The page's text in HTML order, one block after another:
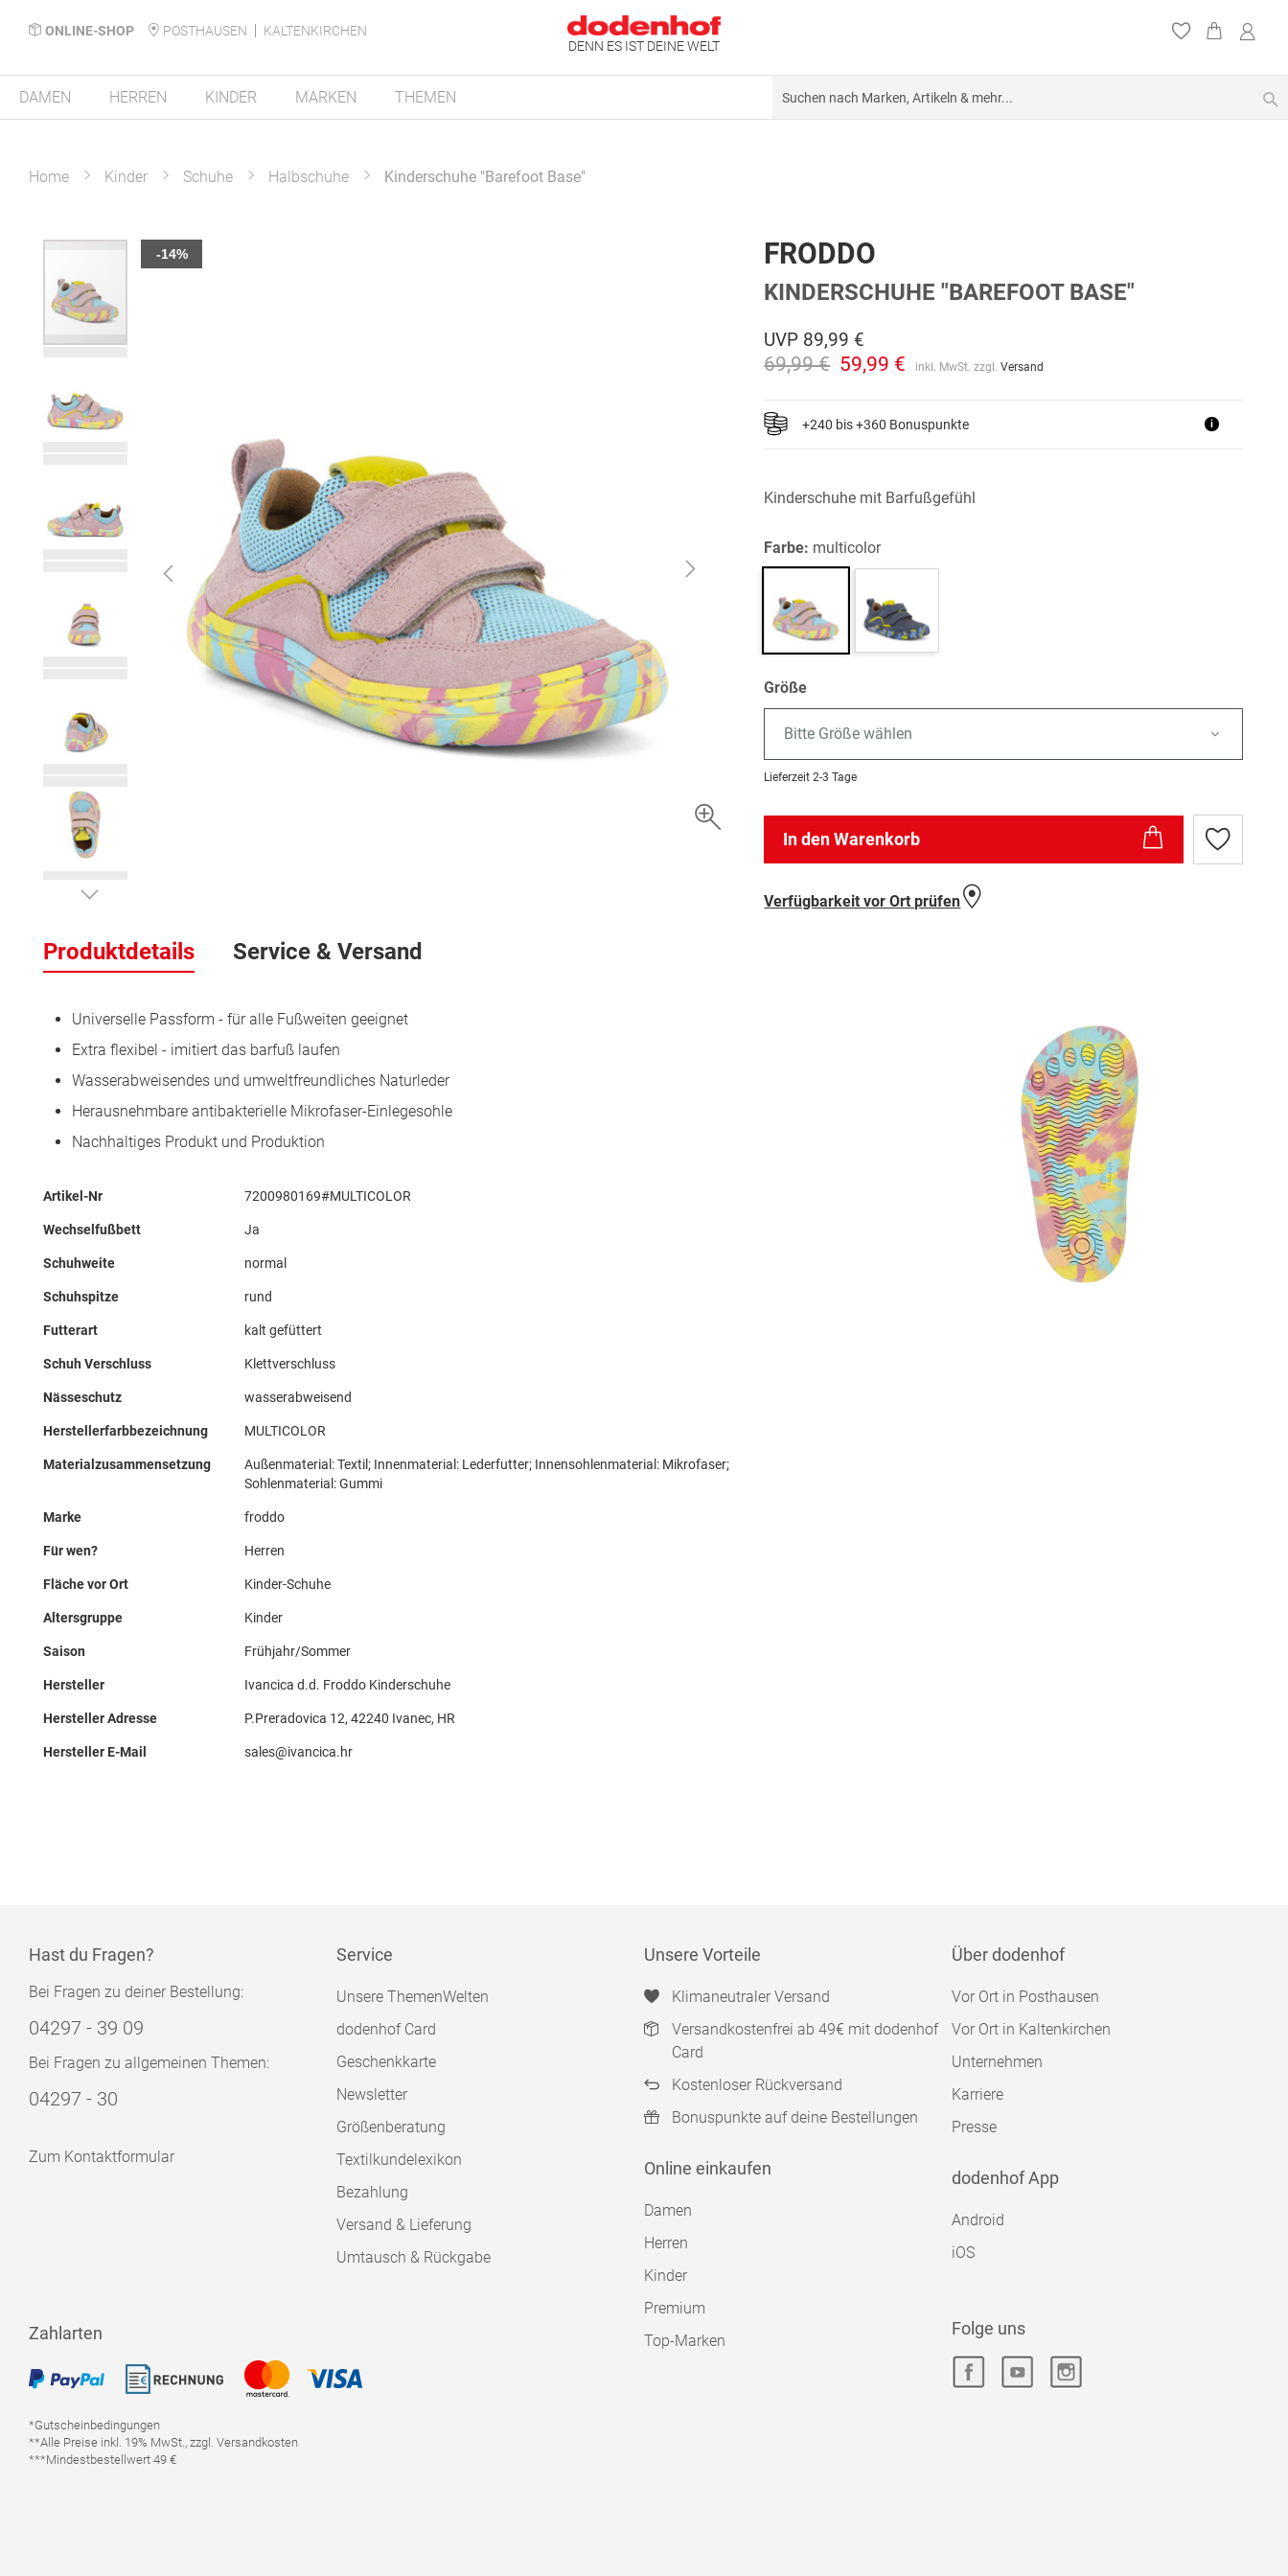
ONLINE-SHOP POSTHAUSEN
KALTENKIRCHEN
DENN ES IST DEINE WELT
DAMEN HERREN KINDER MARKEN THEMEN
Home Kinder Schuhe Halbschuhe Kinderschuhe "Barefoot Base"
Zum
der
Bildergalerie
springen
-14%
der
Bildergalerie
FRODDO
KINDERSCHUHE "BAREFOOT BASE"
UVP 89,99 €
69,99 € 59,99 € inkl. MwSt. zzgl.Versand
+240 bis +360 Bonuspunkte i
Kinderschuhe mit Barfußgefühl
Farbe: multicolor
Größe
Bitte Größe wählen
Lieferzeit 2-3 Tage
In den Warenkorb
Zur
Wunschliste
Verfügbarkeit vor Ort prüfen
Produktdetails
Universelle Passform - für alle Fußweiten geeignet
Extra flexibel - imitiert das barfuß laufen
Wasserabweisendes und umweltfreundliches Naturleder
Herausnehmbare antibakterielle Mikrofaser-Einlegesohle
Nachhaltiges Produkt und Produktion
Mehr
Artikel-Nr 7200980169#MULTICOLOR
Wechselfußbett Ja
Schuhweite normal
Schuhspitze rund
Futterart kalt gefüttert
Schuh Verschluss Klettverschluss
Nässeschutz wasserabweisend
Herstellerfarbbezeichnung MULTICOLOR
Materialzusammensetzung
Außenmaterial: Textil; Innenmaterial: Lederfutter; Innensohlenmaterial: Mikrofaser;
Sohlenmaterial: Gummi
Marke froddo
Für wen? Herren
Fläche vor Ort Kinder-Schuhe
Altersgruppe Kinder
Saison Frühjahr/Sommer
Hersteller Ivancica d.d. Froddo Kinderschuhe
Hersteller Adresse P.Preradovica 12, 42240 Ivanec, HR
Hersteller E-Mail sales@ivancica.hr
Service & Versand
Hast du Fragen?
Bei Fragen zu deiner Bestellung:
04297 - 39 09
Bei Fragen zu allgemeinen Themen:
04297 - 30
Zum Kontaktformular
Service
Unsere ThemenWelten
dodenhof Card
Geschenkkarte
Newsletter
Größenberatung
Textilkundelexikon
Bezahlung
Versand & Lieferung
Umtausch & Rückgabe
Unsere Vorteile
Klimaneutraler Versand
Versandkostenfrei ab 49€ mit dodenhof
Card
Kostenloser Rückversand
Bonuspunkte auf deine Bestellungen
Online einkaufen
Damen
Herren
Kinder
Premium
Top-Marken
Über dodenhof
Vor Ort in Posthausen
Vor Ort in Kaltenkirchen
Unternehmen
Karriere
Presse
dodenhof App
Android
iOS
Zahlarten
*Gutscheinbedingungen
**Alle Preise inkl. 19% MwSt., zzgl. Versandkosten
***Mindestbestellwert 49 €
Folge uns